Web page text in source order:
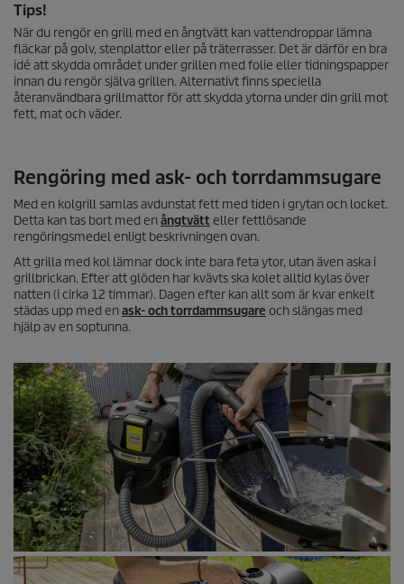
Tips!
När du rengör en grill med en ångtvätt kan vattendroppar lämna
fläckar på golv, stenplattor eller på träterrasser. Det är därför en bra
idé att skydda området under grillen med folie eller tidningspapper
innan du rengör själva grillen. Alternativt finns speciella
återanvändbara grillmattor för att skydda ytorna under din grill mot
fett, mat och väder.
Rengöring med ask- och torrdammsugare
Med en kolgrill samlas avdunstat fett med tiden i grytan och locket.
Detta kan tas bort med enångtvätt eller fettlösande
rengöringsmedel enligt beskrivningen ovan.
Att grilla med kol lämnar dock inte bara feta ytor, utan även aska i
grillbrickan. Efter att glöden har kvävts ska kolet alltid kylas över
natten (i cirka 12 timmar). Dagen efter kan allt som är kvar enkelt
städas upp med enask- och torrdammsugare och slängas med
hjälp av en soptunna.